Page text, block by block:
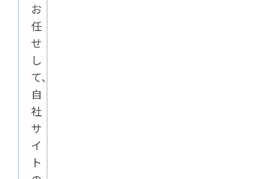
お
任
せ
し
て、
自
社
サ
イ
ト